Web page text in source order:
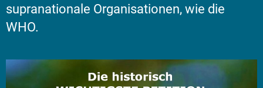
supranationale Organisationen, wie die
WHO.